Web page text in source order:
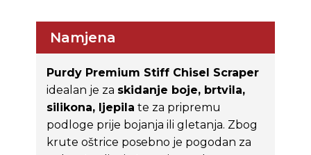
Namjena
Purdy Premium Stiff Chisel Scraper
idealan je za skidanje boje, brtvila,
silikona, ljepila te za pripremu
podloge prije bojanja ili gletanja. Zbog
krute oštrice posebno je pogodan za